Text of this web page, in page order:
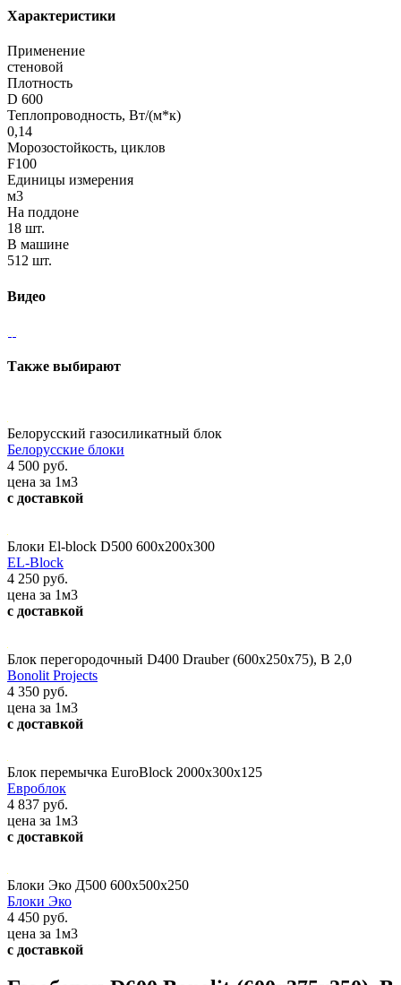
Характеристики
Применение
стеновой
Плотность
D 600
Теплопроводность, Вт/(м*к)
0,14
Морозостойкость, циклов
F100
Единицы измерения
м3
На поддоне
18 шт.
В машине
512 шт.
Видео
Также выбирают
Белорусский газосиликатный блок
Белорусские блоки
4 500 руб.
цена за 1м3
с доставкой
Блоки El-block D500 600х200х300
EL-Block
4 250 руб.
цена за 1м3
с доставкой
Блок перегородочный D400 Drauber (600х250х75), В 2,0
Bonolit Projects
4 350 руб.
цена за 1м3
с доставкой
Блок перемычка EuroBlock 2000х300х125
Евроблок
4 837 руб.
цена за 1м3
с доставкой
Блоки Эко Д500 600х500х250
Блоки Эко
4 450 руб.
цена за 1м3
с доставкой